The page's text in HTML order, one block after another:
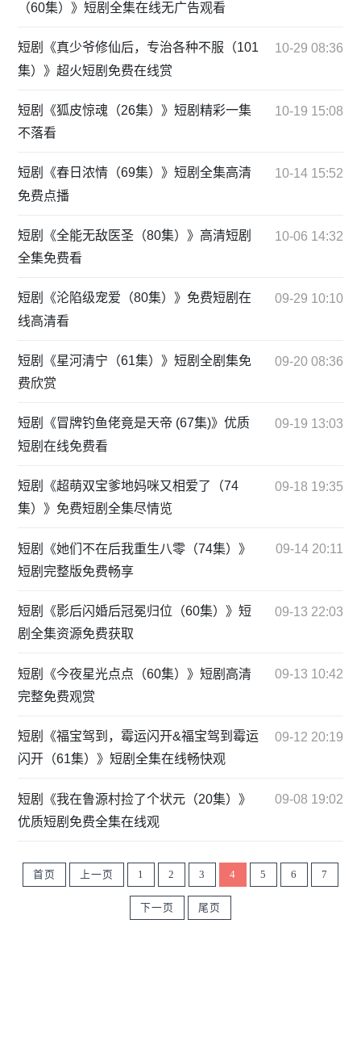
（60集）》短剧全集在线无广告观看
短剧《真少爷修仙后，专治各种不服（101
集）》超火短剧免费在线赏
10-29 08:36
短剧《狐皮惊魂（26集）》短剧精彩一集
不落看
10-19 15:08
短剧《春日浓情（69集）》短剧全集高清
免费点播
10-14 15:52
短剧《全能无敌医圣（80集）》高清短剧
全集免费看
10-06 14:32
短剧《沦陷级宠爱（80集）》免费短剧在
线高清看
09-29 10:10
短剧《星河清宁（61集）》短剧全剧集免
费欣赏
09-20 08:36
短剧《冒牌钓鱼佬竟是天帝 (67集)》优质
短剧在线免费看
09-19 13:03
短剧《超萌双宝爹地妈咪又相爱了（74
集）》免费短剧全集尽情览
09-18 19:35
短剧《她们不在后我重生八零（74集）》
短剧完整版免费畅享
09-14 20:11
短剧《影后闪婚后冠冕归位（60集）》短
剧全集资源免费获取
09-13 22:03
短剧《今夜星光点点（60集）》短剧高清
完整免费观赏
09-13 10:42
短剧《福宝驾到，霉运闪开&福宝驾到霉运
闪开（61集）》短剧全集在线畅快观
09-12 20:19
短剧《我在鲁源村捡了个状元（20集）》
优质短剧免费全集在线观
09-08 19:02
首页 上一页 1 2 3 4 5 6 7
下一页 尾页